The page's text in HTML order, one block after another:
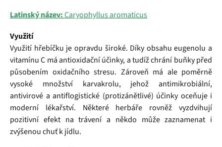
Latinský název:Caryophyllus aromaticus
Využití
Využití hřebíčku je opravdu široké. Díky obsahu eugenolu a
vitamínu C má antioxidační účinky, a tudíž chrání buňky před
působením oxidačního stresu. Zároveň má ale poměrně
vysoké množství karvakrolu, jehož antimikrobiální,
antivirové a antiflogistické (protizánětlivé) účinky oceňuje i
moderní lékařství. Některé herbáře rovněž vyzdvihují
pozitivní efekt na trávení a někdo může zaznamenat i
zvýšenou chuť k jídlu.